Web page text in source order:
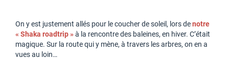
On y est justement allés pour le coucher de soleil, lors denotre
« Shaka roadtrip »à la rencontre des baleines, en hiver. C’était
magique. Sur la route qui y mène, à travers les arbres, on en a
vues au loin…